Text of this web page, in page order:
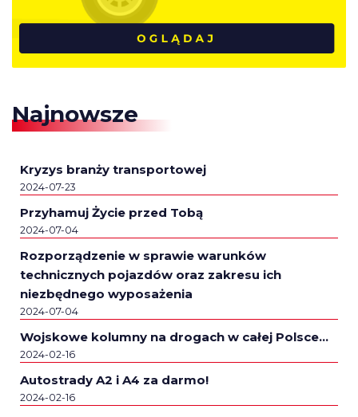
Najnowsze
Kryzys branży transportowej
2024-07-23
Przyhamuj Życie przed Tobą
2024-07-04
Rozporządzenie w sprawie warunków
technicznych pojazdów oraz zakresu ich
niezbędnego wyposażenia
2024-07-04
Wojskowe kolumny na drogach w całej Polsce…
2024-02-16
Autostrady A2 i A4 za darmo!
2024-02-16